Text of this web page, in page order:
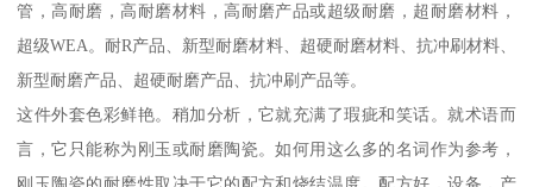
管，高耐磨，高耐磨材料，高耐磨产品或超级耐磨，超耐磨材料，
超级WEA。耐R产品、新型耐磨材料、超硬耐磨材料、抗冲刷材料、
新型耐磨产品、超硬耐磨产品、抗冲刷产品等。
这件外套色彩鲜艳。稍加分析，它就充满了瑕疵和笑话。就术语而
言，它只能称为刚玉或耐磨陶瓷。如何用这么多的名词作为参考，